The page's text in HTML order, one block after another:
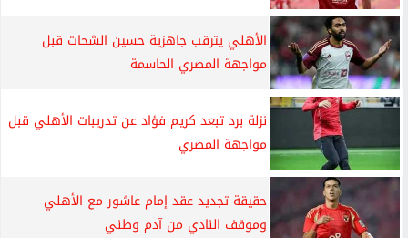
الأهلي يترقب جاهزية حسين الشحات قبل
مواجهة المصري الحاسمة
نزلة برد تبعد كريم فؤاد عن تدريبات الأهلي قبل
مواجهة المصري
حقيقة تجديد عقد إمام عاشور مع الأهلي
وموقف النادي من آدم وطني